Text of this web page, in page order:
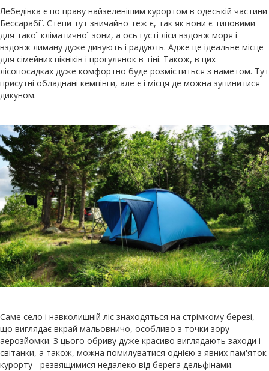
Лебедівка є по праву найзеленішим курортом в одеській частини
Бессарабії. Степи тут звичайно теж є, так як вони є типовими
для такої кліматичної зони, а ось густі ліси вздовж моря і
вздовж лиману дуже дивують і радують. Адже це ідеальне місце
для сімейних пікніків і прогулянок в тіні. Також, в цих
лісопосадках дуже комфортно буде розміститься з наметом. Тут
присутні обладнані кемпінги, але є і місця де можна зупинитися
дикуном.
Саме село і навколишній ліс знаходяться на стрімкому березі,
що виглядає вкрай мальовничо, особливо з точки зору
аерозйомки. З цього обриву дуже красиво виглядають заходи і
світанки, а також, можна помилуватися однією з явних пам'яток
курорту - резвящимися недалеко від берега дельфінами.